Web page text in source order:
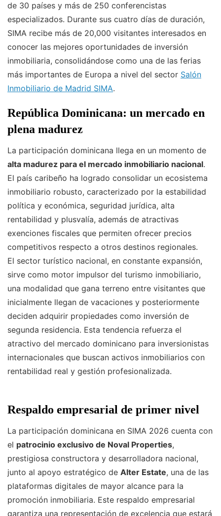
de 30 países y más de 250 conferencistas
especializados. Durante sus cuatro días de duración,
SIMA recibe más de 20,000 visitantes interesados en
conocer las mejores oportunidades de inversión
inmobiliaria, consolidándose como una de las ferias
más importantes de Europa a nivel del sector Salón
Inmobiliario de Madrid SIMA.
República Dominicana: un mercado en
plena madurez
La participación dominicana llega en un momento de
alta madurez para el mercado inmobiliario nacional.
El país caribeño ha logrado consolidar un ecosistema
inmobiliario robusto, caracterizado por la estabilidad
política y económica, seguridad jurídica, alta
rentabilidad y plusvalía, además de atractivas
exenciones fiscales que permiten ofrecer precios
competitivos respecto a otros destinos regionales.
El sector turístico nacional, en constante expansión,
sirve como motor impulsor del turismo inmobiliario,
una modalidad que gana terreno entre visitantes que
inicialmente llegan de vacaciones y posteriormente
deciden adquirir propiedades como inversión de
segunda residencia. Esta tendencia refuerza el
atractivo del mercado dominicano para inversionistas
internacionales que buscan activos inmobiliarios con
rentabilidad real y gestión profesionalizada.
Respaldo empresarial de primer nivel
La participación dominicana en SIMA 2026 cuenta con
el patrocinio exclusivo de Noval Properties,
prestigiosa constructora y desarrolladora nacional,
junto al apoyo estratégico de Alter Estate, una de las
plataformas digitales de mayor alcance para la
promoción inmobiliaria. Este respaldo empresarial
garantiza una representación de excelencia que estará